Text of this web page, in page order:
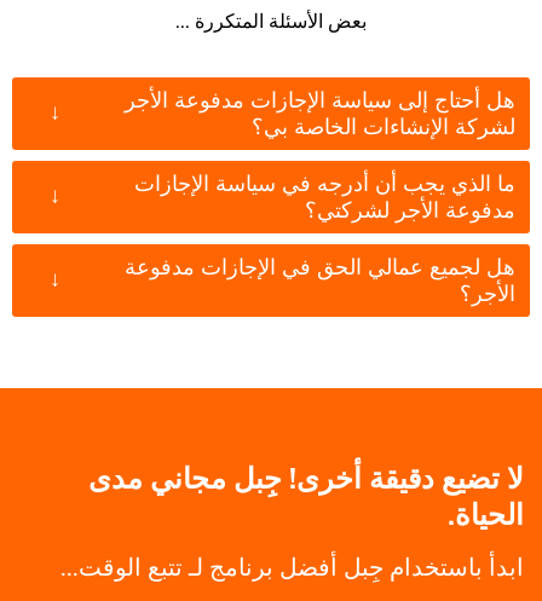
بعض الأسئلة المتكررة ...
هل أحتاج إلى سياسة الإجازات مدفوعة الأجر
لشركة الإنشاءات الخاصة بي؟
↓
ما الذي يجب أن أدرجه في سياسة الإجازات
مدفوعة الأجر لشركتي؟
↓
هل لجميع عمالي الحق في الإجازات مدفوعة
الأجر؟
↓
لا تضيع دقيقة أخرى! جِبل مجاني مدى
الحياة.
ابدأ باستخدام جِبل أفضل برنامج لـ تتبع الوقت...